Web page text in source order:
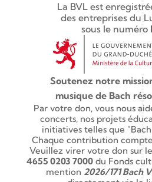
La BVL est
des entreprises du
sous le numéro
Soutenez notre
musique de Bach
Par votre don, vous nous
concerts, nos projets
initiatives telles que
Chaque contribution
Veuillez virer votre don sur
4655 0203 7000 du Fonds
mention 2026/171 Bach